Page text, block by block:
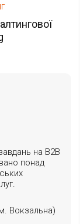
на B2B
понад
Вокзальна)